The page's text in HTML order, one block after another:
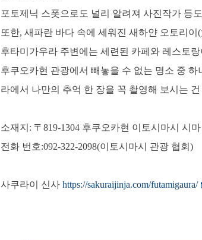
포토제닉 스폿으로도 널리 알려져 사진작가 등
또한, 새파란 바다 속에 세워진 새하얀 오토리
후타미가우라 주변에는 세련된 카페와 레스토
후쿠오카현 관광에서 빼놓을 수 없는 명소 중 하
라에서 나만의 추억 한 장을 꼭 촬영해 보시는
소재지: 〒819-1304 후쿠오카현 이토시마시 시마
전화 번호:092-322-2098(이토시마시 관광 협회)
사쿠라이 신사 https://sakuraijinja.com/futamigaura/